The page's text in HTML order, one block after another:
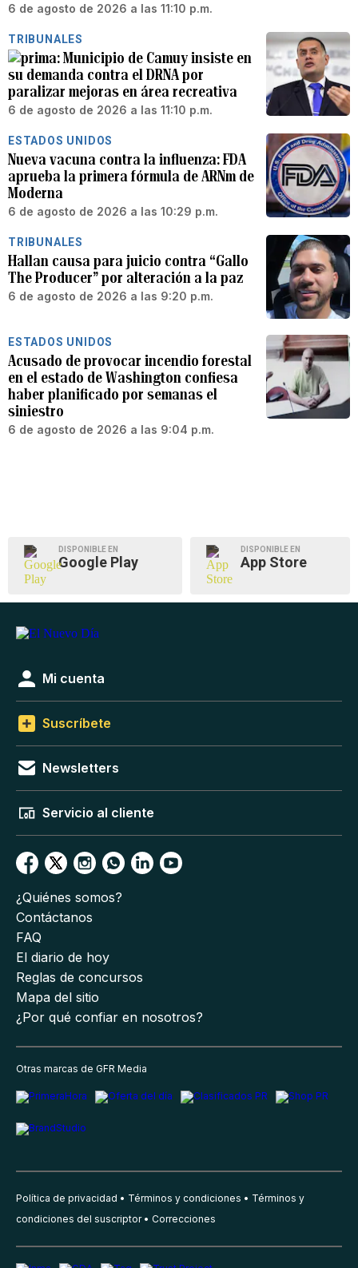
6 de agosto de 2026 a las 11:10 p.m.
TRIBUNALES
Municipio de Camuy insiste en
su demanda contra el DRNA por
paralizar mejoras en área recreativa
6 de agosto de 2026 a las 11:10 p.m.
ESTADOS UNIDOS
Nueva vacuna contra la influenza: FDA
aprueba la primera fórmula de ARNm de
Moderna
6 de agosto de 2026 a las 10:29 p.m.
TRIBUNALES
Hallan causa para juicio contra “Gallo
The Producer” por alteración a la paz
6 de agosto de 2026 a las 9:20 p.m.
ESTADOS UNIDOS
Acusado de provocar incendio forestal
en el estado de Washington confiesa
haber planificado por semanas el
siniestro
6 de agosto de 2026 a las 9:04 p.m.
DISPONIBLE EN
Google Play
DISPONIBLE EN
App Store
Mi cuenta
Suscríbete
Newsletters
Servicio al cliente
¿Quiénes somos?
Contáctanos
FAQ
El diario de hoy
Reglas de concursos
Mapa del sitio
¿Por qué confiar en nosotros?
Otras marcas de GFR Media
Política de privacidad Términos y condiciones
Términos y
condiciones del suscriptor
Correcciones